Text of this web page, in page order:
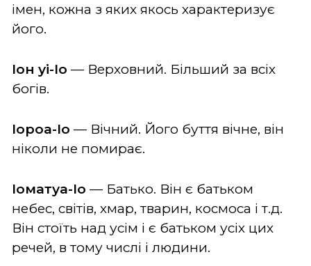
імен, кожна з яких якось характеризує
його.
Іон уі-Іо — Верховний. Більший за всіх
богів.
Іороа-Іо — Вічний. Його буття вічне, він
ніколи не помирає.
Іоматуа-Іо — Батько. Він є батьком
небес, світів, хмар, тварин, космоса і т.д.
Він стоїть над усім і є батьком усіх цих
речей, в тому числі і людини.